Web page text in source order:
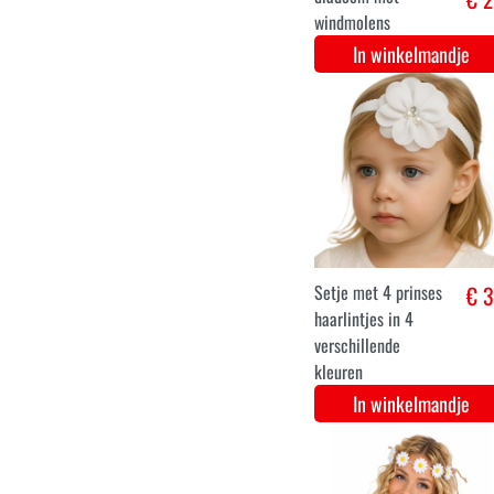
Haarspeld
In winkelmandje
Minnie diadeem
rode strik met
bollen
€